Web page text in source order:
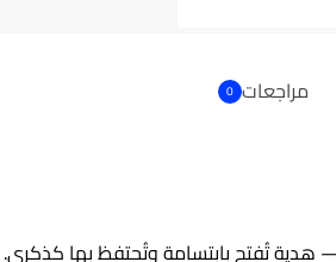
مراجعات 0